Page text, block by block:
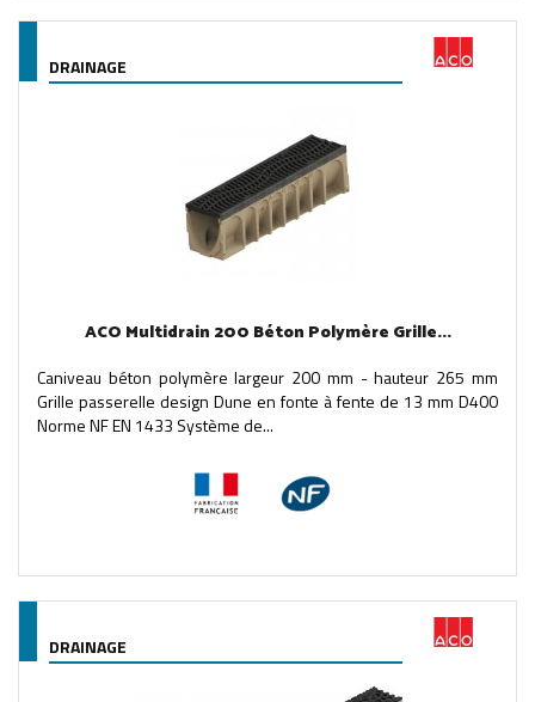
DRAINAGE
ACO Multidrain 200 Béton Polymère Grille...
Caniveau béton polymère largeur 200 mm - hauteur 265 mm
Grille passerelle design Dune en fonte à fente de 13 mm D400
Norme NF EN 1433 Système de...
DRAINAGE